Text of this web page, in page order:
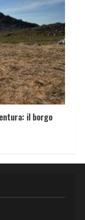
il borgo